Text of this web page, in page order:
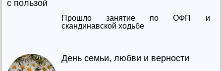
Прошло занятие по ОФП и
скандинавской ходьбе
День семьи, любви и верности